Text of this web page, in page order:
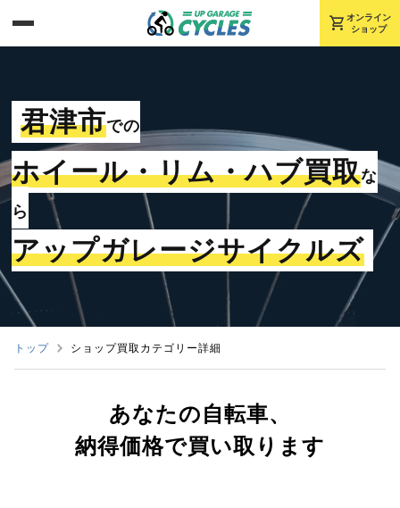
shopping_cart オンライン
ショップ
君津市での
ホイール・リム・ハブ買取な
ら
アップガレージサイクルズ
トップ ショップ買取カテゴリー詳細
あなたの自転車、
納得価格で買い取ります